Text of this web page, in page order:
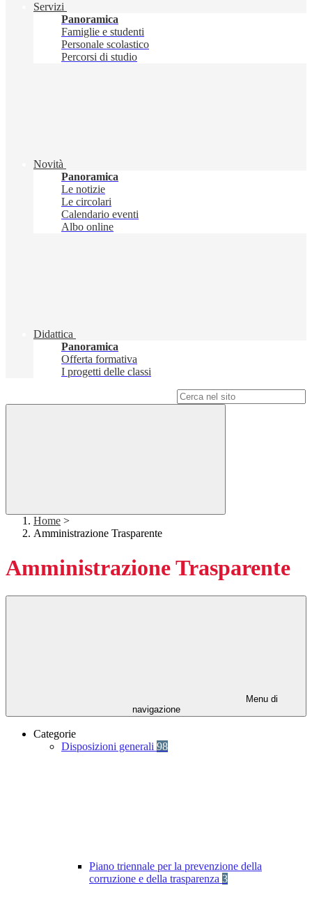
Servizi
Panoramica
Famiglie e studenti
Personale scolastico
Percorsi di studio
Novità
Panoramica
Le notizie
Le circolari
Calendario eventi
Albo online
Didattica
Panoramica
Offerta formativa
I progetti delle classi
Home >
Amministrazione Trasparente
Amministrazione Trasparente
Menu di
navigazione
Categorie
Disposizioni generali 98
Piano triennale per la prevenzione della
corruzione e della trasparenza 3